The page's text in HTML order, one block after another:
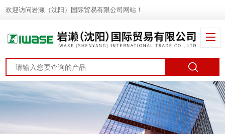
欢迎访问岩濑（沈阳）国际贸易有限公司网站！